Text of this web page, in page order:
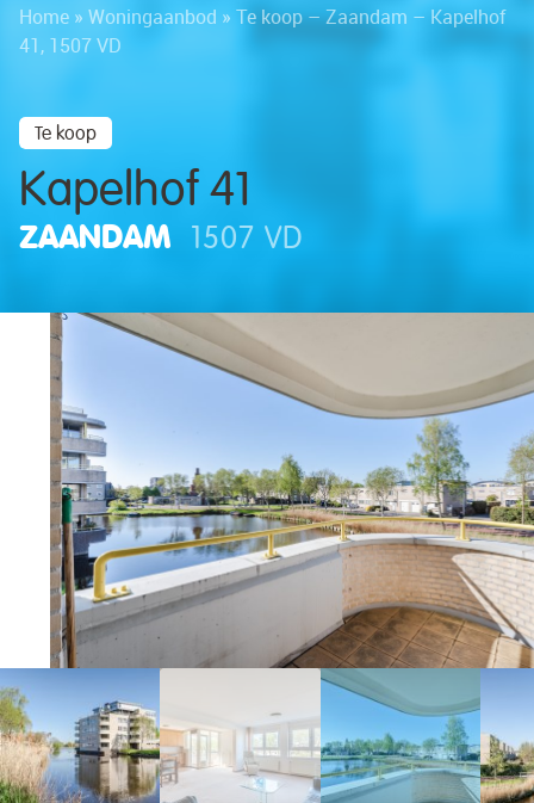
Home » Woningaanbod » Te koop – Zaandam – Kapelhof
41, 1507 VD
Te koop
Kapelhof 41
ZAANDAM 1507 VD
– Kapelhof 41, 1507 VD – Foto